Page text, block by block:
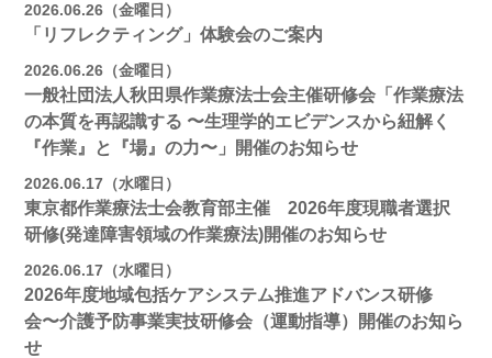
2026.06.26（金曜日）
「リフレクティング」体験会のご案内
2026.06.26（金曜日）
一般社団法人秋田県作業療法士会主催研修会「作業療法
の本質を再認識する 〜生理学的エビデンスから紐解く
『作業』と『場』の力〜」開催のお知らせ
2026.06.17（水曜日）
東京都作業療法士会教育部主催 2026年度現職者選択
研修(発達障害領域の作業療法)開催のお知らせ
2026.06.17（水曜日）
2026年度地域包括ケアシステム推進アドバンス研修
会〜介護予防事業実技研修会（運動指導）開催のお知ら
せ